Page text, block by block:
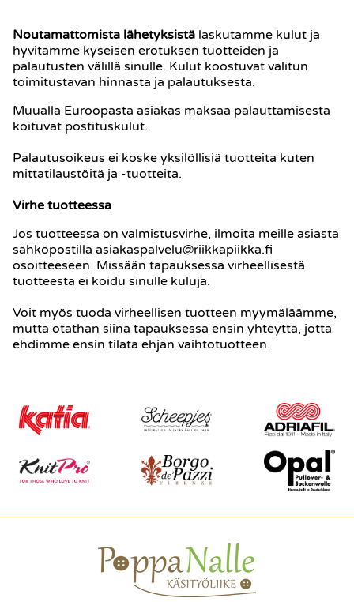
Noutamattomista lähetyksistä laskutamme kulut ja
hyvitämme kyseisen erotuksen tuotteiden ja
palautusten välillä sinulle. Kulut koostuvat valitun
toimitustavan hinnasta ja palautuksesta.
Muualla Euroopasta asiakas maksaa palauttamisesta
koituvat postituskulut.
Palautusoikeus ei koske yksilöllisiä tuotteita kuten
mittatilaustöitä ja -tuotteita.
Virhe tuotteessa
Jos tuotteessa on valmistusvirhe, ilmoita meille asiasta
sähköpostilla asiakaspalvelu@riikkapiikka.fi
osoitteeseen. Missään tapauksessa virheellisestä
tuotteesta ei koidu sinulle kuluja.
Voit myös tuoda virheellisen tuotteen myymäläämme,
mutta otathan siinä tapauksessa ensin yhteyttä, jotta
ehdimme ensin tilata ehjän vaihtotuotteen.